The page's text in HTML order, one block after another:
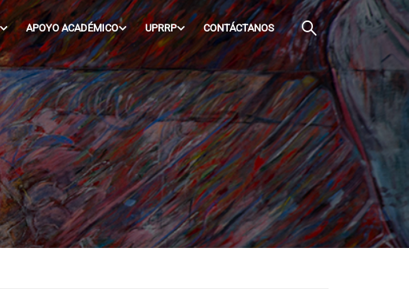
APOYO ACADÉMICO UPRRP CONTÁCTANOS